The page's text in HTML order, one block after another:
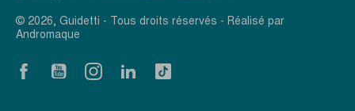
© 2026, Guidetti - Tous droits réservés - Réalisé par
Andromaque